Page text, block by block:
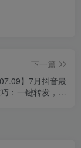
下一篇
】7月抖音最
：一键转发，轻